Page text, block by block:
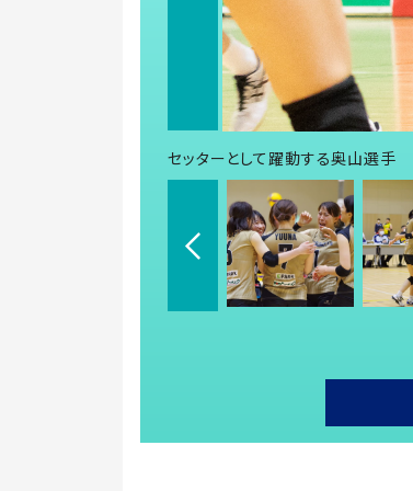
セッターとして躍動する奥山選手